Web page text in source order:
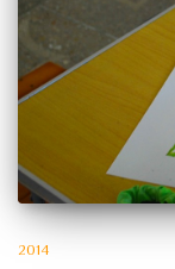
2014